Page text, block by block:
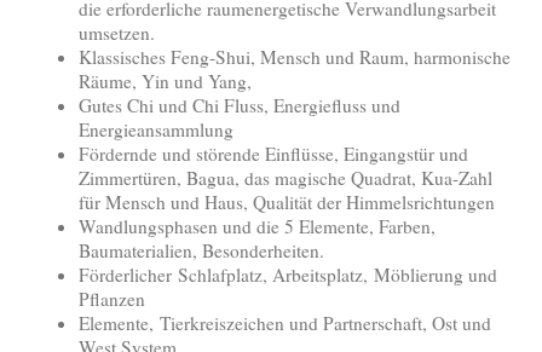
die erforderliche raumenergetische Verwandlungsarbeit
umsetzen.
Klassisches Feng-Shui, Mensch und Raum, harmonische
Räume, Yin und Yang,
Gutes Chi und Chi Fluss, Energiefluss und
Energieansammlung
Fördernde und störende Einflüsse, Eingangstür und
Zimmertüren, Bagua, das magische Quadrat, Kua-Zahl
für Mensch und Haus, Qualität der Himmelsrichtungen
Wandlungsphasen und die 5 Elemente, Farben,
Baumaterialien, Besonderheiten.
Förderlicher Schlafplatz, Arbeitsplatz, Möblierung und
Pflanzen
Elemente, Tierkreiszeichen und Partnerschaft, Ost und